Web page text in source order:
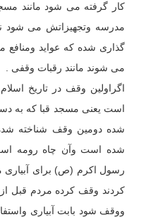
کار گرفته می شود مانند
مدرسه وتجهیزاتش می شود
گذاری شده که عواید ومنافع
می شوند مانند رقبات وقفی .
اگراولین وقف در تاریخ
است یعنی مسجد قبا که به
شده دومین وقف شناخته
شده است وآن چاه رومه
رسول اکرم (ص) برای آبیاری
کردند وقف کرده مردم قبل
ووقف شود بابت آبیاری